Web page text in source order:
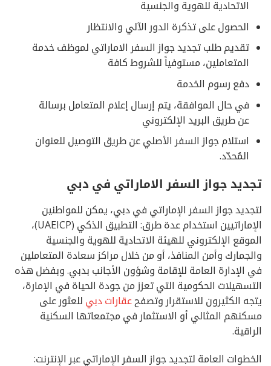
الاتحادية للهوية والجنسية
الحصول على تذكرة الدور الآلي والانتظار
تقديم طلب تجديد جواز السفر الاماراتي لموظف خدمة
المتعاملين، مستوفياً للشروط كافة
دفع رسوم الخدمة
في حال الموافقة، يتم إرسال إعلام المتعامل برسالة
عن طريق البريد الإلكتروني
استلام جواز السفر الأصلي عن طريق التوصيل للعنوان
المُحدّد.
تجديد جواز السفر الاماراتي في دبي
لتجديد جواز السفر الإماراتي في دبي، يمكن للمواطنين
الإماراتيين استخدام عدة طرق: التطبيق الذكي (UAEICP)،
الموقع الإلكتروني للهيئة الاتحادية للهوية والجنسية
والجمارك وأمن المنافذ، أو من خلال مراكز سعادة المتعاملين
في الإدارة العامة للإقامة وشؤون الأجانب بدبي. وبفضل هذه
التسهيلات الحكومية التي تعزز من جودة الحياة في الإمارة،
يتجه الكثيرون للاستقرار وتصفحعقارات دبيللعثور على
مسكنهم المثالي أو الاستثمار في مجتمعاتها السكنية
الراقية.
الخطوات العامة لتجديد جواز السفر الإماراتي عبر الإنترنت: